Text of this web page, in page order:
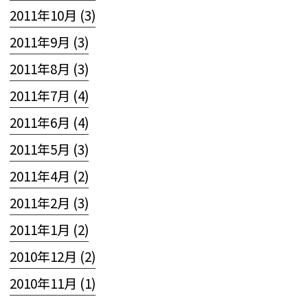
2011年10月 (3)
2011年9月 (3)
2011年8月 (3)
2011年7月 (4)
2011年6月 (4)
2011年5月 (3)
2011年4月 (2)
2011年2月 (3)
2011年1月 (2)
2010年12月 (2)
2010年11月 (1)